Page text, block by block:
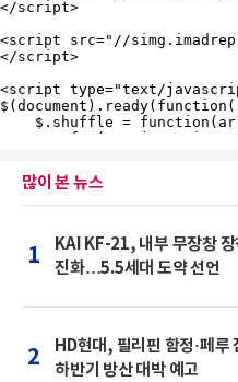
많이 본 뉴스
1
KAI KF-21, 내부 무장창
진화…5.5세대 도약 선언
2
HD현대, 필리핀 함정·페
하반기 방산 대박 예고